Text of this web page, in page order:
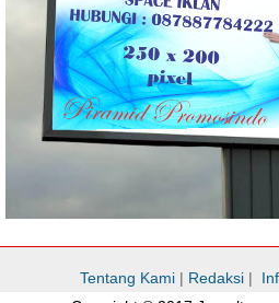
Tentang Kami| Redaksi|